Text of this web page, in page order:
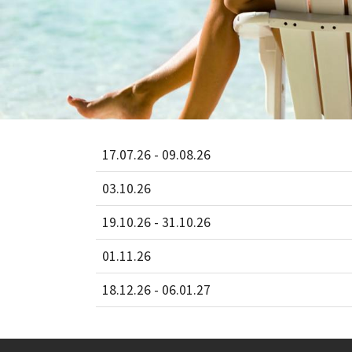
17.07.26 - 09.08.26
03.10.26
19.10.26 - 31.10.26
01.11.26
18.12.26 - 06.01.27